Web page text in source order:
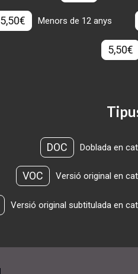
5,50€ Menors de 12 anys
5,50€
DOC Doblada en
VOC Versió original en
Versió original subtitulada en